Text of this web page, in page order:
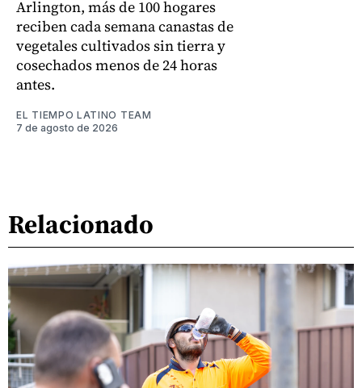
Arlington, más de 100 hogares
reciben cada semana canastas de
vegetales cultivados sin tierra y
cosechados menos de 24 horas
antes.
EL TIEMPO LATINO TEAM
7 de agosto de 2026
Relacionado